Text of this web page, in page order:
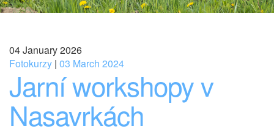
04 January 2026
Fotokurzy | 03 March 2024
Jarní workshopy v
Nasavrkách